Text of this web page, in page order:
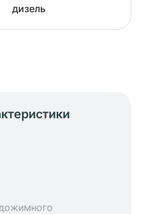
дизель